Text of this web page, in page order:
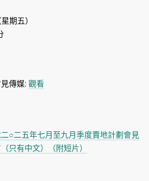
期五）
傳媒: 觀看
○二五年七月至九月季度賣地計劃會見
只有中文）（附短片）